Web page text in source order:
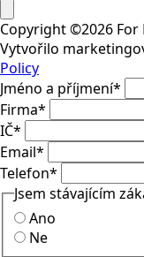
Copyright ©2026 For
Vytvořilo
Policy
Jméno a příjmení*
Firma*
IČ*
Email*
Telefon*
Jsem stávajícím
Ano
Ne